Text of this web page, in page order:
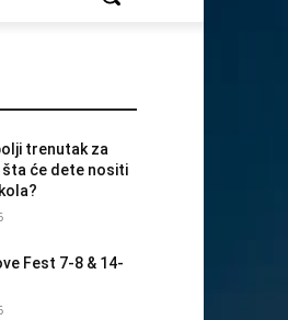
trenutak za
šta će dete nositi
Fest 7-8 & 14-